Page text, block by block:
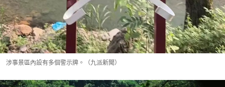
涉事景區內設有多個警示牌。（九派新聞）